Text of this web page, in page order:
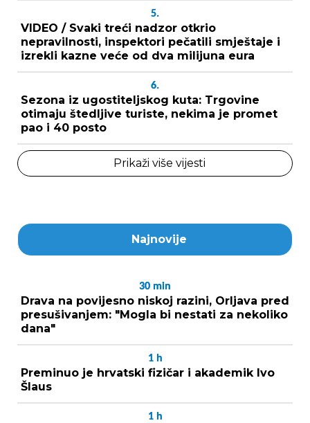
5.
VIDEO / Svaki treći nadzor otkrio
nepravilnosti, inspektori pečatili smještaje i
izrekli kazne veće od dva milijuna eura
6.
Sezona iz ugostiteljskog kuta: Trgovine
otimaju štedljive turiste, nekima je promet
pao i 40 posto
Prikaži više vijesti
Najnovije
30 min
Drava na povijesno niskoj razini, Orljava pred
presušivanjem: "Mogla bi nestati za nekoliko
dana"
1 h
Preminuo je hrvatski fizičar i akademik Ivo
Šlaus
1 h